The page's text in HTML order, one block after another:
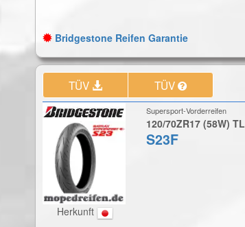
Bridgestone Reifen Garantie
TÜV TÜV
Herkunft
Supersport-Vorderreifen
120/70ZR17 (58W) TL
S23F